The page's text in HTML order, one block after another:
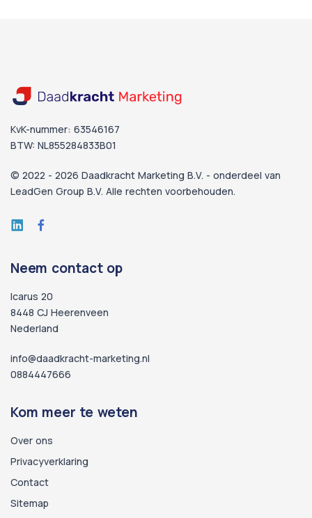
KvK-nummer: 63546167
BTW: NL855284833B01
© 2022 - 2026 Daadkracht Marketing B.V. - onderdeel van
LeadGen Group B.V. Alle rechten voorbehouden.
Neem contact op
Icarus 20
8448 CJ Heerenveen
Nederland
info@daadkracht-marketing.nl
0884447666
Kom meer te weten
Over ons
Privacyverklaring
Contact
Sitemap